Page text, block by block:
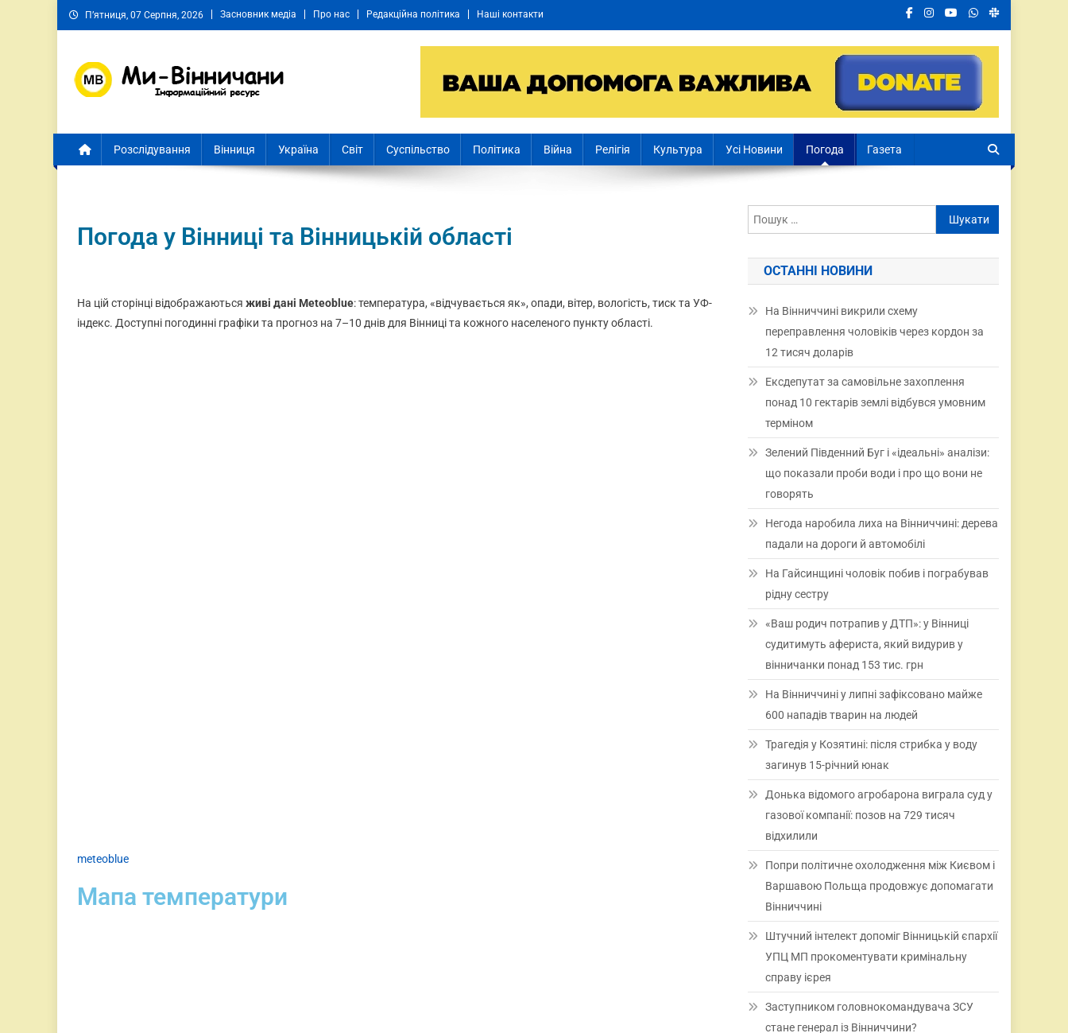
П’ятниця, 07 Серпня, 2026 Засновник медіа Про нас Редакційна політика Наші контакти
Розслідування Вінниця Україна Світ Суспільство Політика Війна Релігія Культура Усі Новини Погода Газета
Погода у Вінниці та Вінницькій області
На цій сторінці відображаються живі дані Meteoblue: температура, «відчувається як», опади, вітер, вологість, тиск та УФ-
індекс. Доступні погодинні графіки та прогноз на 7–10 днів для Вінниці та кожного населеного пункту області.
meteoblue
Мапа температури
ОСТАННІ НОВИНИ
На Вінниччині викрили схему
переправлення чоловіків через кордон за
12 тисяч доларів
Ексдепутат за самовільне захоплення
понад 10 гектарів землі відбувся умовним
терміном
Зелений Південний Буг і «ідеальні» аналізи:
що показали проби води і про що вони не
говорять
Негода наробила лиха на Вінниччині: дерева
падали на дороги й автомобілі
На Гайсинщині чоловік побив і пограбував
рідну сестру
«Ваш родич потрапив у ДТП»: у Вінниці
судитимуть афериста, який видурив у
вінничанки понад 153 тис. грн
На Вінниччині у липні зафіксовано майже
600 нападів тварин на людей
Трагедія у Козятині: після стрибка у воду
загинув 15-річний юнак
Донька відомого агробарона виграла суд у
газової компанії: позов на 729 тисяч
відхилили
Попри політичне охолодження між Києвом і
Варшавою Польща продовжує допомагати
Вінниччині
Штучний інтелект допоміг Вінницькій єпархії
УПЦ МП прокоментувати кримінальну
справу ієрея
Заступником головнокомандувача ЗСУ
стане генерал із Вінниччини?